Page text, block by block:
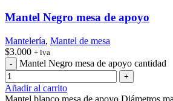
Mantel Negro mesa de apoyo
Mantelería, Mantel de mesa
$3.000 + iva
Mantel Negro mesa de apoyo cantidad
Añadir al carrito
Mantel blanco mesa de apoyo Diámetros